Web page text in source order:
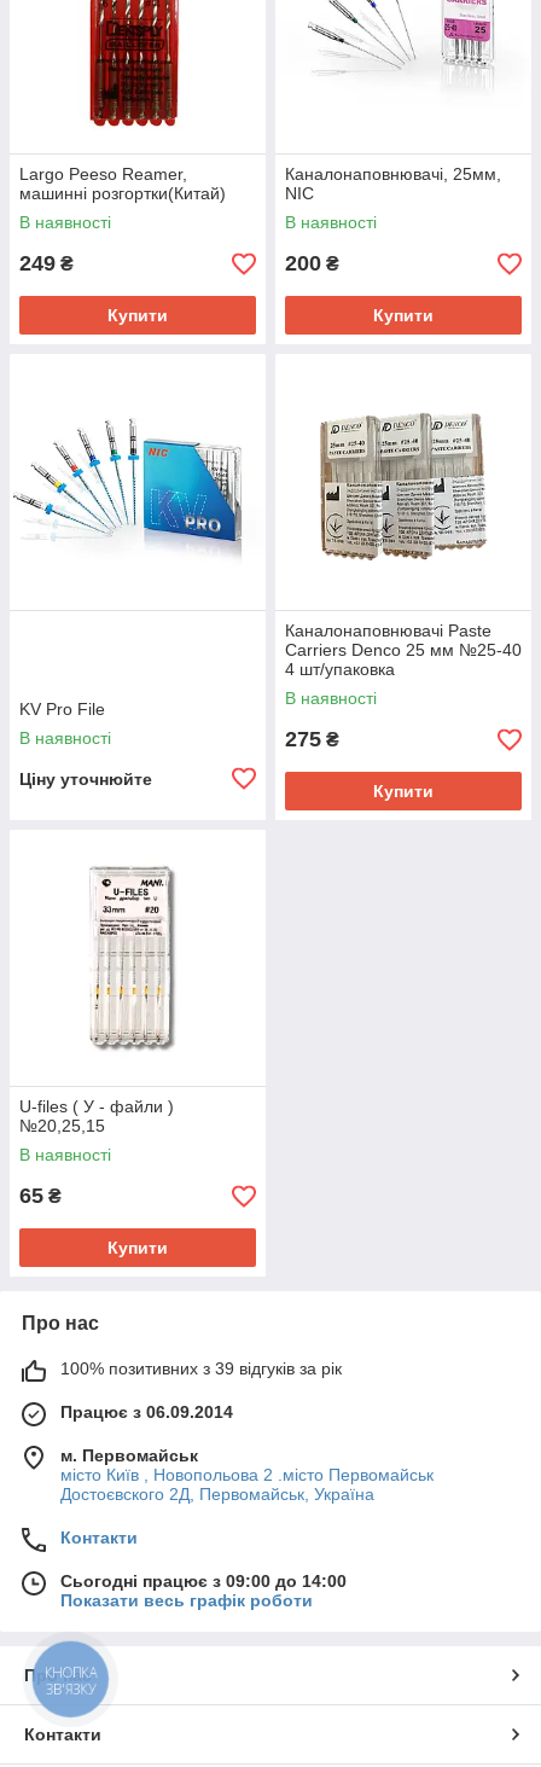
Largo Peeso Reamer,
машинні розгортки(Китай)
В наявності
249 ₴
Купити
Каналонаповнювачі, 25мм,
NIC
В наявності
200 ₴
Купити
KV Pro File
В наявності
Ціну уточнюйте
Каналонаповнювачі Paste
Carriers Denco 25 мм №25-40
4 шт/упаковка
В наявності
275 ₴
Купити
U-files ( У - файли )
№20,25,15
В наявності
65 ₴
Купити
Про нас
100% позитивних з 39 відгуків за рік
Працює з 06.09.2014
м. Первомайськ
місто Київ , Новопольова 2 .місто Первомайськ
Достоєвского 2Д, Первомайськ, Україна
Контакти
Сьогодні працює з 09:00 до 14:00
Показати весь графік роботи
Про нас
Контакти
КНОПКА
ЗВ'ЯЗКУ